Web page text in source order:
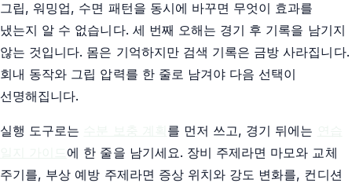
그립, 워밍업, 수면 패턴을 동시에 바꾸면 무엇이 효과를
냈는지 알 수 없습니다. 세 번째 오해는 경기 후 기록을 남기지
않는 것입니다. 몸은 기억하지만 검색 기록은 금방 사라집니다.
회내 동작와 그립 압력를 한 줄로 남겨야 다음 선택이
선명해집니다.
실행 도구로는 를 먼저 쓰고, 경기 뒤에는
에 한 줄을 남기세요. 장비 주제라면 마모와 교체
주기를, 부상 예방 주제라면 증상 위치와 강도 변화를, 컨디션